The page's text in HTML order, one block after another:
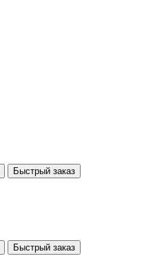
Быстрый заказ
Быстрый заказ